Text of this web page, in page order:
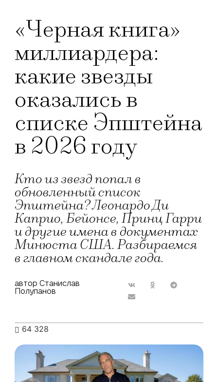
«Черная книга»
миллиардера:
какие звезды
оказались в
списке Эпштейна
в 2026 году
Кто из звезд попал в
обновленный список
Эпштейна? Леонардо Ди
Каприо, Бейонсе, Принц Гарри
и другие имена в документах
Минюста США. Разбираемся
в главном скандале года.
автор Станислав
Полупанов
64 328